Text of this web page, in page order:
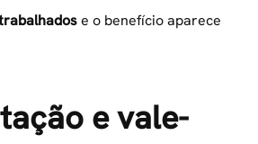
e o benefício aparece
e vale-